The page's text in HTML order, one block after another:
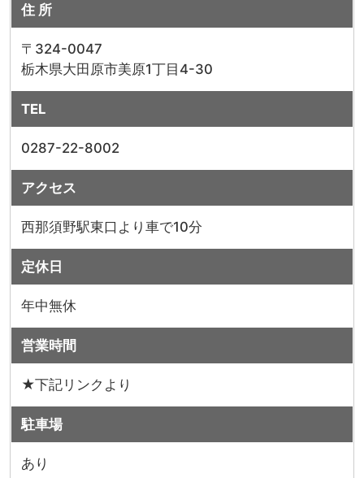
住 所
〒324-0047
栃木県大田原市美原1丁目4-30
TEL
0287-22-8002
アクセス
西那須野駅東口より車で10分
定休日
年中無休
営業時間
★下記リンクより
駐車場
あり